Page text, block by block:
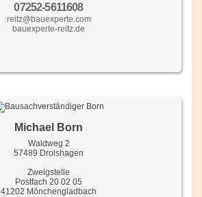
07252-5611608
reitz@bauexperte.com
bauexperte-reitz.de
Michael Born
Waldweg 2
57489 Drolshagen
Zweigstelle
Postfach 20 02 05
41202 Mönchengladbach